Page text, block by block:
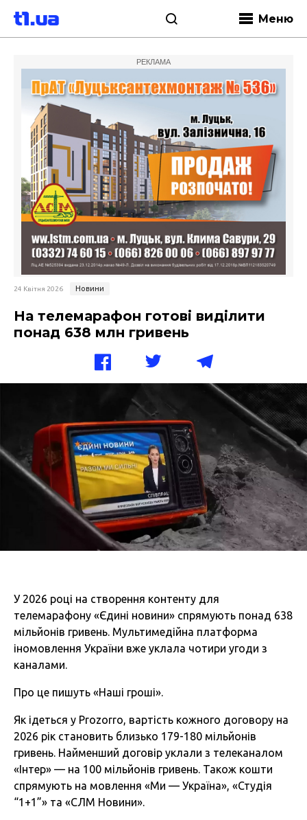
Меню
РЕКЛАМА
24 Квітня 2026 Новини
На телемарафон готові виділити
понад 638 млн гривень
У 2026 році на створення контенту для
телемарафону «Єдині новини» спрямують понад 638
мільйонів гривень. Мультимедійна платформа
іномовлення України вже уклала чотири угоди з
каналами.
Про це пишуть «Наші гроші».
Як ідеться у Prozorro, вартість кожного договору на
2026 рік становить близько 179-180 мільйонів
гривень. Найменший договір уклали з телеканалом
«Інтер» — на 100 мільйонів гривень. Також кошти
спрямують на мовлення «Ми — Україна», «Студія
“1+1”» та «СЛМ Новини».